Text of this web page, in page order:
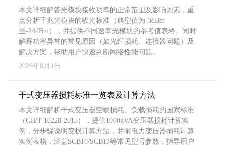
本文详细解答光模块接收功率的正常范围及影响因素，重
点分析千兆光模块的收光标准（典型值为-3dBm
至-24dBm），并提供不同速率光模块的参考值表格。同时
解释功率异常的常见原因（如光纤损耗、连接器问题）及
解决方案，帮助用户快速判断网络性能问题。
2026年8月4日
干式变压器损耗标准一览表及计算方法
本文详细解析干式变压器空载损耗、负载损耗的国家标准
（GB/T 10228-2015），提供1000kVA变压器损耗计算实
例，分步骤说明变损计算方法，并附电力变压器损耗计算
实例表格，涵盖SCB10/SCB13等常见型号参数，指导用户